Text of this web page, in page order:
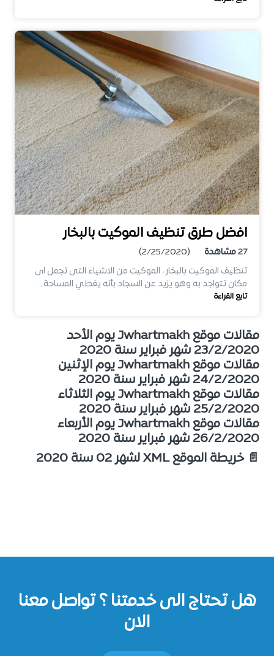
افضل طرق تنظيف الموكيت بالبخار
27مشاهدة
(2/25/2020)
تنظيف الموكيت بالبخار ، الموكيت من الاشياء التى تجمل اى
مكان تتواجد به وهو يزيد عن السجاد بأنه يغطي المساحة…
تابع القراءة
مقالات موقع Jwhartmakh يوم الأحد
23/2/2020 شهر فبراير سنة 2020
مقالات موقع Jwhartmakh يوم الإثنين
24/2/2020 شهر فبراير سنة 2020
مقالات موقع Jwhartmakh يوم الثلاثاء
25/2/2020 شهر فبراير سنة 2020
مقالات موقع Jwhartmakh يوم الأربعاء
26/2/2020 شهر فبراير سنة 2020
📄 خريطة الموقع XML لشهر 02 سنة 2020
هل تحتاج الى خدمتنا ؟ تواصل معنا
الان